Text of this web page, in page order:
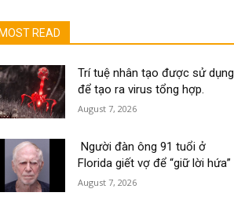
MOST READ
Trí tuệ nhân tạo được sử dụng
để tạo ra virus tổng hợp.
August 7, 2026
Người đàn ông 91 tuổi ở
Florida giết vợ để “giữ lời hứa”
August 7, 2026